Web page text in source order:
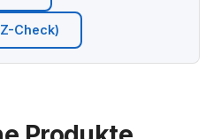
Check)